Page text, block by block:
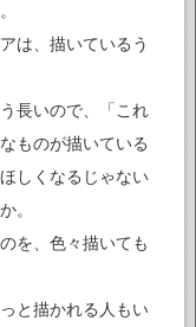
、描いているう
長いので、「これ
ものが描いている
しくなるじゃない
。
を、色々描いても
と描かれる人もい